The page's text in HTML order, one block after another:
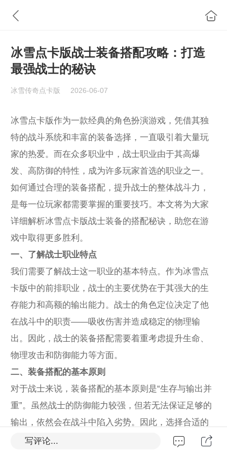
冰雪点卡版战士装备搭配攻略：打造
最强战士的秘诀
冰雪传奇点卡版 2026-06-07
冰雪点卡版作为一款经典的角色扮演游戏，凭借其独
特的战斗系统和丰富的装备选择，一直吸引着大量玩
家的热爱。而在众多职业中，战士职业由于其高爆
发、高防御的特性，成为许多玩家首选的职业之一。
如何通过合理的装备搭配，提升战士的整体战斗力，
是每一位玩家都需要掌握的重要技巧。本文将为大家
详细解析冰雪点卡版战士装备的搭配秘诀，助您在游
戏中取得更多胜利。
一、了解战士职业特点
我们需要了解战士这一职业的基本特点。作为冰雪点
卡版中的前排职业，战士的主要优势在于其强大的生
存能力和高额的输出能力。战士的角色定位决定了他
在战斗中的职责——吸收伤害并造成稳定的物理输
出。因此，战士的装备搭配需要着重考虑提升生命、
物理攻击和防御能力等方面。
二、装备搭配的基本原则
对于战士来说，装备搭配的基本原则是“生存与输出并
重”。虽然战士的防御能力较强，但若无法保证足够的
输出，依然会在战斗中陷入劣势。因此，选择合适的
装备，不仅要提升战士的生存能力，还要确保他的输
写评论...